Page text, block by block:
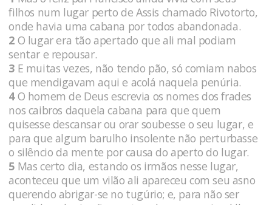
filhos num lugar perto de Assis chamado Rivotorto,
onde havia uma cabana por todos abandonada.
2 O lugar era tão apertado que ali mal podiam
sentar e repousar.
3 E muitas vezes, não tendo pão, só comiam nabos
que mendigavam aqui e acolá naquela penúria.
4O homem de Deus escrevia os nomes dos frades
nos caibros daquela cabana para que quem
quisesse descansar ou orar soubesse o seu lugar, e
para que algum barulho insolente não perturbasse
o silêncio da mente por causa do aperto do lugar.
5 Mas certo dia, estando os irmãos nesse lugar,
aconteceu que um vilão ali apareceu com seu asno
querendo abrigar-se no tugúrio; e, para não ser